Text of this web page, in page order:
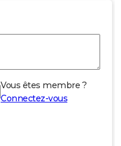
Vous êtes membre ?
Connectez-vous